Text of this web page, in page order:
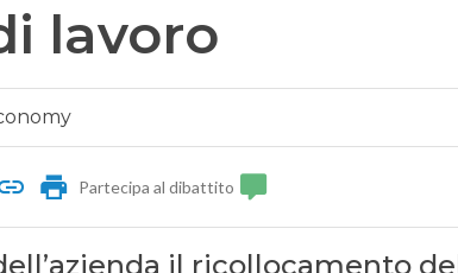
lavoro
Partecipa al dibattito
il ricollocamento